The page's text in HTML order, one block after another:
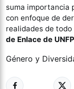
suma importancia
con enfoque de
realidades de todo
de Enlace de
Género y